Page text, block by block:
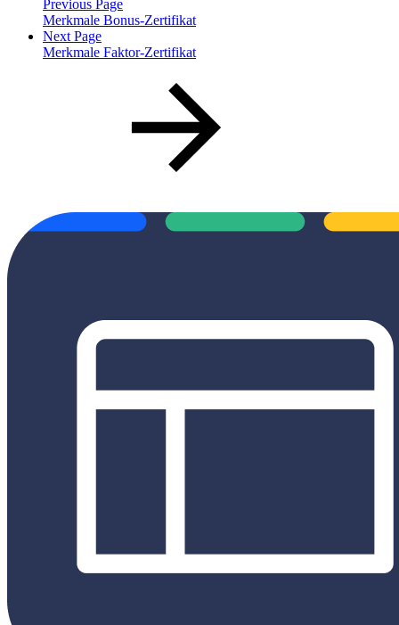
Previous Page
Merkmale Bonus-Zertifikat
Next Page
Merkmale Faktor-Zertifikat